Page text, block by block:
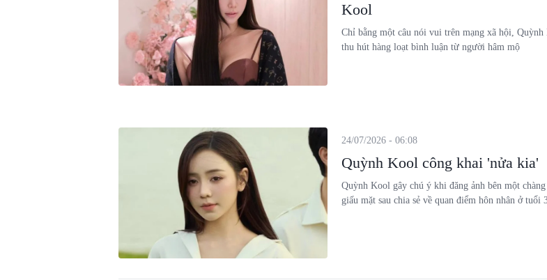
Kool
Chỉ bằng một câu nói vui trên mạng xã hội, Quỳnh
thu hút hàng loạt bình luận từ người hâm mộ
Quỳnh Kool công khai 'nửa kia'
24/07/2026 - 06:08
Quỳnh Kool gây chú ý khi đăng ảnh bên một
giấu mặt sau chia sẻ về quan điểm hôn nhân ở tuổi